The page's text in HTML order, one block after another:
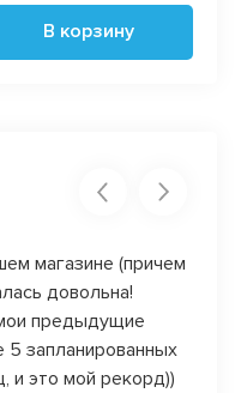
В корзину
магазине (причем
довольна!
предыдущие
5 запланированных
и это мой рекорд))